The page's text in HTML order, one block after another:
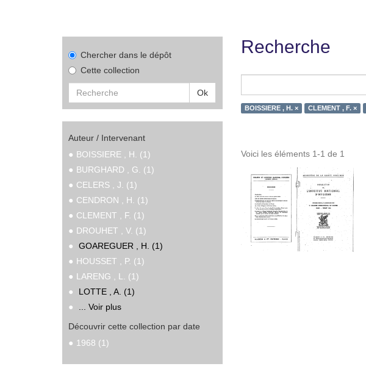
Chercher dans le dépôt
Cette collection
Ok
Auteur / Intervenant
BOISSIERE , H. (1)
BURGHARD , G. (1)
CELERS , J. (1)
CENDRON , H. (1)
CLEMENT , F. (1)
DROUHET , V. (1)
GOAREGUER , H. (1)
HOUSSET , P. (1)
LARENG , L. (1)
LOTTE , A. (1)
... Voir plus
Découvrir cette collection par date
1968 (1)
Recherche
BOISSIERE , H. × CLEMENT , F. ×
Voici les éléments 1-1 de 1